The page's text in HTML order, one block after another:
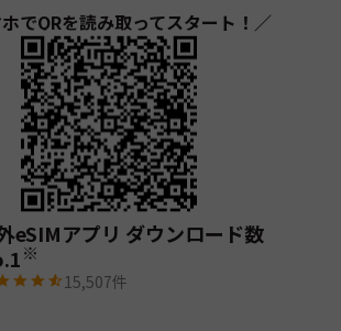
でQRを読み取ってスタート！／
eSIMアプリ ダウンロード数
※
15,507件